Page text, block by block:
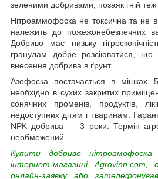
зеленими добривами, позаяк гній теж
Нітроаммофоска не токсична та не
належить до пожежонебезпечних
Добриво має низьку
гранулам добре розсіюватися, що
внесення добрива в ґрунт.
Азофоска постачається в мішках
необхідно в сухих закритих
сонячних променів, продуктів,
недоступних дітям і тваринам.
NPK добрива — 3 роки. Термін
необмежений.
Купити добриво
інтернет-магазині
онлайн-заявку або